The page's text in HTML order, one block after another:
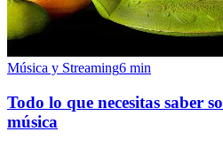
Música y Streaming6 min
Todo lo que necesitas saber
música